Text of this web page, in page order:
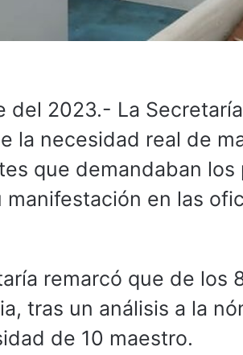
del 2023.- La
la necesidad real de
que demandaban los
en las
remarcó que de los
tras un análisis a la
de 10 maestro.